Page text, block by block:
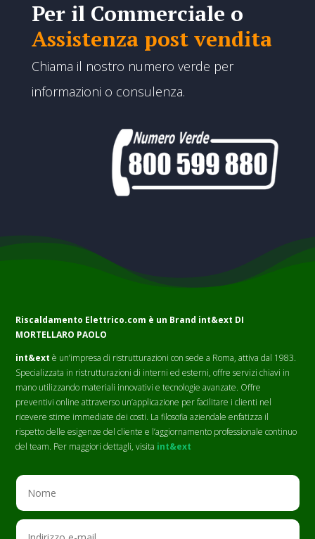
Per il Commerciale o
Assistenza post vendita
Chiama il nostro numero verde per
informazioni o consulenza.
Riscaldamento Elettrico.com è un Brand int&ext DI
MORTELLARO PAOLO
int&ext è un’impresa di ristrutturazioni con sede a Roma, attiva dal 1983.
Specializzata in ristrutturazioni di interni ed esterni, offre servizi chiavi in
mano utilizzando materiali innovativi e tecnologie avanzate. Offre
preventivi online attraverso un’applicazione per facilitare i clienti nel
ricevere stime immediate dei costi. La filosofia aziendale enfatizza il
rispetto delle esigenze del cliente e l’aggiornamento professionale continuo
del team. Per maggiori dettagli, visita int&ext